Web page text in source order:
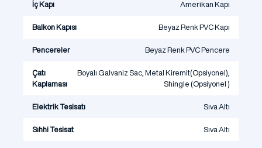
İç Kapı Amerikan Kapı
Balkon Kapısı Beyaz Renk PVC Kapı
Pencereler Beyaz Renk PVC Pencere
Çatı
Kaplaması
Boyalı Galvaniz Sac, Metal Kiremit(Opsiyonel),
Shingle (Opsiyonel )
Elektrik Tesisatı Sıva Altı
Sıhhi Tesisat Sıva Altı